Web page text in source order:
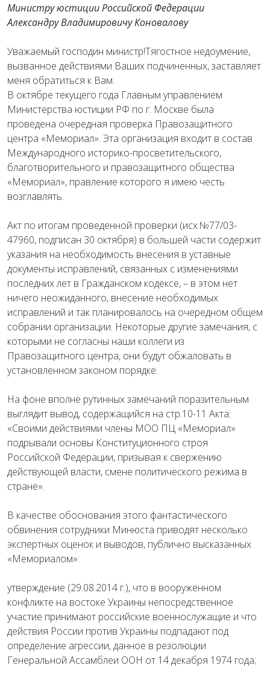
Министру юстиции Российской Федерации
Александру Владимировичу Коновалову
Уважаемый господин министр!Тягостное недоумение,
вызванное действиями Ваших подчиненных, заставляет
меня обратиться к Вам.
В октябре текущего года Главным управлением
Министерства юстиции РФ по г. Москве была
проведена очередная проверка Правозащитного
центра «Мемориал». Эта организация входит в состав
Международного историко-просветительского,
благотворительного и правозащитного общества
«Мемориал», правление которого я имею честь
возглавлять.
Акт по итогам проведенной проверки (исх.№77/03-
47960, подписан 30 октября) в большей части содержит
указания на необходимость внесения в уставные
документы исправлений, связанных с изменениями
последних лет в Гражданском кодексе, – в этом нет
ничего неожиданного, внесение необходимых
исправлений и так планировалось на очередном общем
собрании организации. Некоторые другие замечания, с
которыми не согласны наши коллеги из
Правозащитного центра, они будут обжаловать в
установленном законом порядке.
На фоне вполне рутинных замечаний поразительным
выглядит вывод, содержащийся на стр.10-11 Акта:
«Своими действиями члены МОО ПЦ «Мемориал»
подрывали основы Конституционного строя
Российской Федерации, призывая к свержению
действующей власти, смене политического режима в
стране».
В качестве обоснования этого фантастического
обвинения сотрудники Минюста приводят несколько
экспертных оценок и выводов, публично высказанных
«Мемориалом»:
утверждение (29.08.2014 г.), что в вооруженном
конфликте на востоке Украины непосредственное
участие принимают российские военнослужащие и что
действия России против Украины подпадают под
определение агрессии, данное в резолюции
Генеральной Ассамблеи ООН от 14 декабря 1974 года;